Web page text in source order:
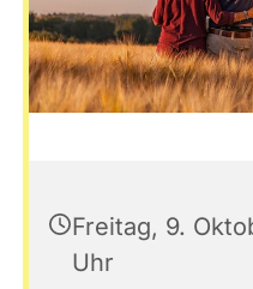
Freitag, 9.
Uhr